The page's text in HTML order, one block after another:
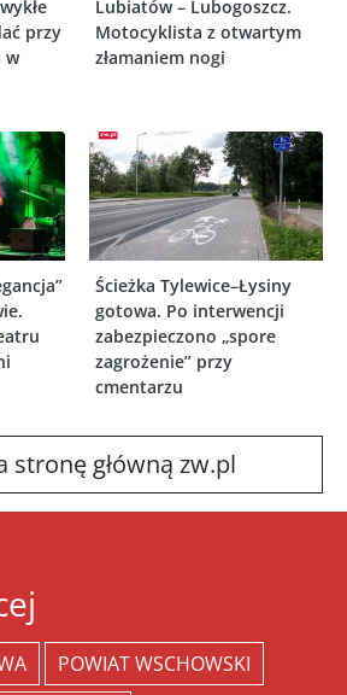
przy
w
Lubiatów – Lubogoszcz.
Motocyklista z otwartym
złamaniem nogi
Ścieżka Tylewice–Łysiny
gotowa. Po interwencji
zabezpieczono „spore
zagrożenie” przy
cmentarzu
stronę główną zw.pl
POWIAT WSCHOWSKI